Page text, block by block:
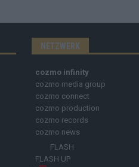
NETZWERK
cozmo infinity
cozmo media group
cozmo connect
cozmo production
cozmo records
cozmo news
FLASH
FLASH UP